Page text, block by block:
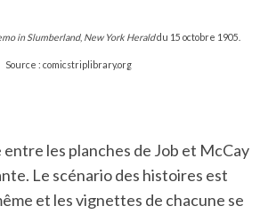
in Slumberland, New York Heralddu 15 octobre 1905.
Source : comicstriplibrary.org
entre les planches de Job et McCay
Le scénario des histoires est
et les vignettes de chacune se